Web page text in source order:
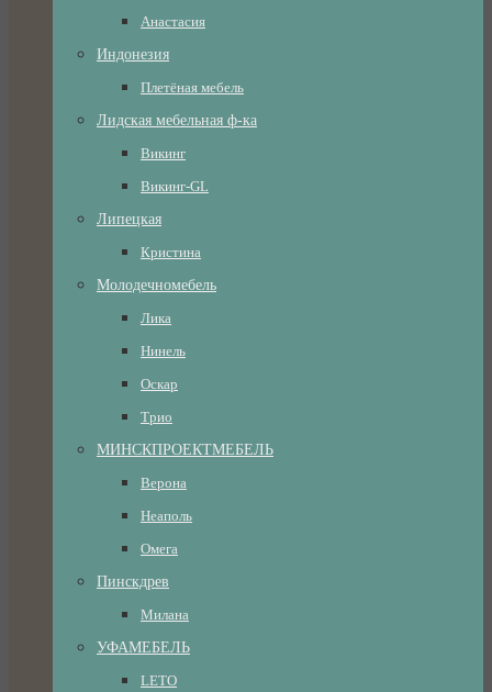
Анастасия
Индонезия
Плетёная мебель
Лидская мебельная ф-ка
Викинг
Викинг-GL
Липецкая
Кристина
Молодечномебель
Лика
Нинель
Оскар
Трио
МИНСКПРОЕКТМЕБЕЛЬ
Верона
Неаполь
Омега
Пинскдрев
Милана
УФАМЕБЕЛЬ
LETO